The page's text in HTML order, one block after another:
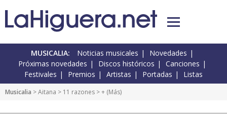
MUSICALIA: Noticias musicales
Novedades
Próximas novedades
Discos históricos
Canciones
Festivales
Premios Artistas Portadas Listas
Musicalia >Aitana > 11 razones > + (Más)